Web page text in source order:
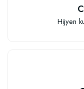
Hijyen